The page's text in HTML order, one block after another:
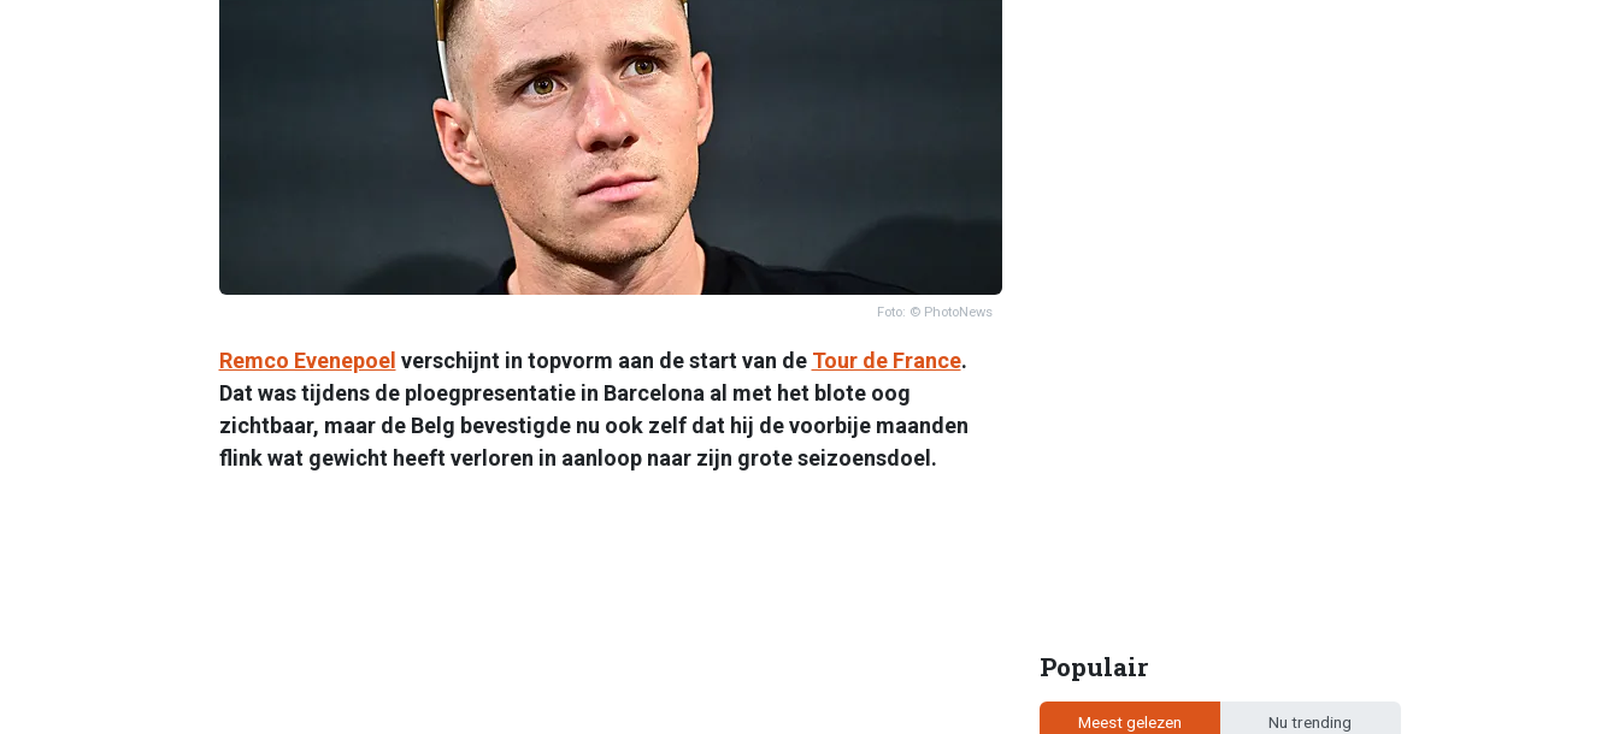
Foto: © PhotoNews
Remco Evenepoel verschijnt in topvorm aan de start van de Tour de France.
Dat was tijdens de ploegpresentatie in Barcelona al met het blote oog
zichtbaar, maar de Belg bevestigde nu ook zelf dat hij de voorbije maanden
flink wat gewicht heeft verloren in aanloop naar zijn grote seizoensdoel.
Populair
Meest gelezen Nu trending